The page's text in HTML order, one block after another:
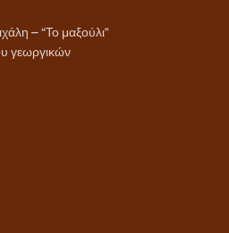
– “Το μαξούλι”
γεωργικών